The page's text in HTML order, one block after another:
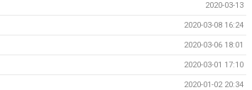
2020-03-13
2020-03-08 16:24
2020-03-06 18:01
2020-03-01 17:10
2020-01-02 20:34